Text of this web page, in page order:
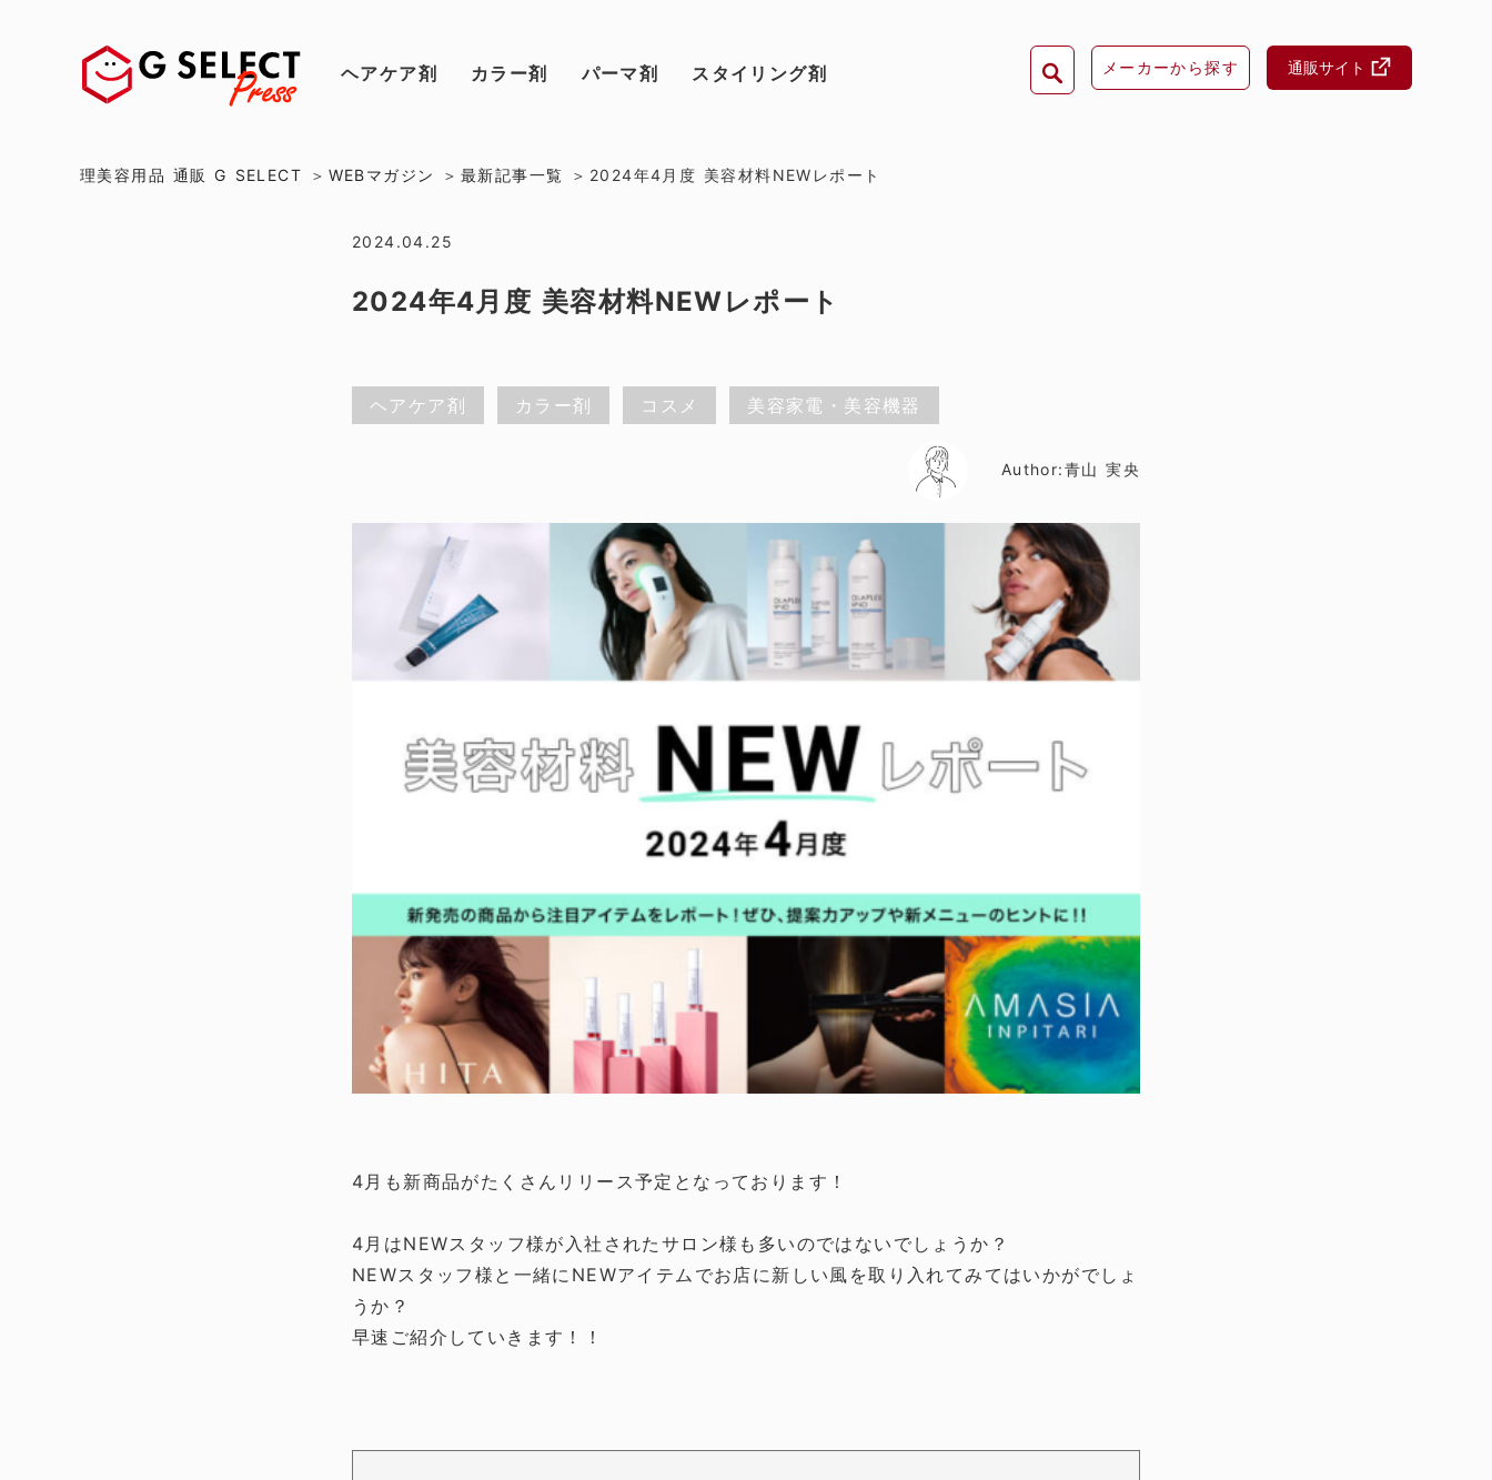
メーカーから探す 通販サイト
ヘアケア剤 カラー剤 パーマ剤 スタイリング剤
理美容用品 通販 G SELECT WEBマガジン 最新記事一覧 2024年4月度 美容材料NEWレポート
2024.04.25
2024年4月度 美容材料NEWレポート
ヘアケア剤 カラー剤 コスメ 美容家電・美容機器
Author:青山 実央
4月も新商品がたくさんリリース予定となっております！
4月はNEWスタッフ様が入社されたサロン様も多いのではないでしょうか？
NEWスタッフ様と一緒にNEWアイテムでお店に新しい風を取り入れてみてはいかがでしょ
うか？
早速ご紹介していきます！！